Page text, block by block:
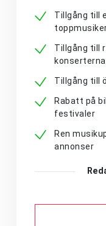
Tillgång till
Tillgång till
konserterna
Tillgång till
Rabatt på
festivaler
Ren
annonser